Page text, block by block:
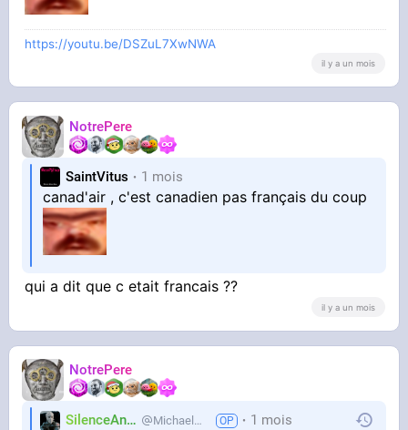
https://youtu.be/DSZuL7XwNWA
il y a un mois
NotrePere
SaintVitus 1 mois
canad'air , c'est canadien pas français du coup
qui a dit que c etait francais ??
il y a un mois
NotrePere
SilenceAnus MichaelMann 1 mois